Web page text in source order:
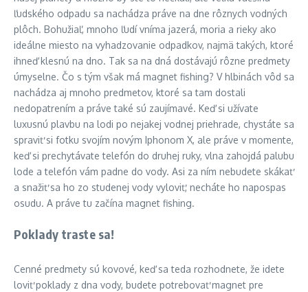
ľudského odpadu sa nachádza práve na dne rôznych vodných
plôch. Bohužiaľ, mnoho ľudí vníma jazerá, moria a rieky ako
ideálne miesto na vyhadzovanie odpadkov, najmä takých, ktoré
ihneď klesnú na dno. Tak sa na dná dostávajú rôzne predmety
úmyselne. Čo s tým však má magnet fishing? V hlbinách vôd sa
nachádza aj mnoho predmetov, ktoré sa tam dostali
nedopatrením a práve také sú zaujímavé. Keď si užívate
luxusnú plavbu na lodi po nejakej vodnej priehrade, chystáte sa
spraviť si fotku svojím novým Iphonom X, ale práve v momente,
keď si prechytávate telefón do druhej ruky, vlna zahojdá palubu
lode a telefón vám padne do vody. Asi za ním nebudete skákať
a snažiť sa ho zo studenej vody vyloviť, necháte ho napospas
osudu. A práve tu začína magnet fishing.
Poklady traste sa!
Cenné predmety sú kovové, keď sa teda rozhodnete, že idete
loviť poklady z dna vody, budete potrebovať magnet pre